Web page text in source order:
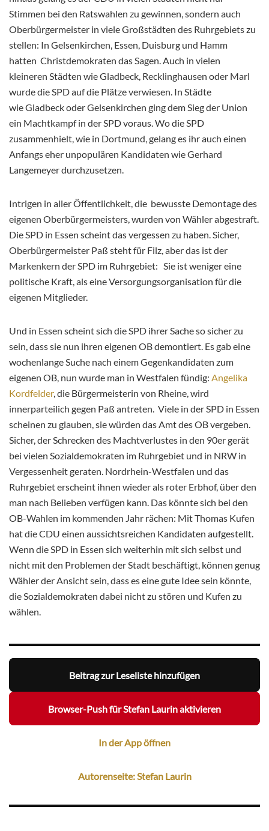
Stimmen bei den Ratswahlen zu gewinnen, sondern auch
Oberbürgermeister in viele Großstädten des Ruhrgebiets zu
stellen: In Gelsenkirchen, Essen, Duisburg und Hamm
hatten Christdemokraten das Sagen. Auch in vielen
kleineren Städten wie Gladbeck, Recklinghausen oder Marl
wurde die SPD auf die Plätze verwiesen. In Städte
wie Gladbeck oder Gelsenkirchen ging dem Sieg der Union
ein Machtkampf in der SPD voraus. Wo die SPD
zusammenhielt, wie in Dortmund, gelang es ihr auch einen
Anfangs eher unpopulären Kandidaten wie Gerhard
Langemeyer durchzusetzen.
Intrigen in aller Öffentlichkeit, die bewusste Demontage des
eigenen Oberbürgermeisters, wurden von Wähler abgestraft.
Die SPD in Essen scheint das vergessen zu haben. Sicher,
Oberbürgermeister Paß steht für Filz, aber das ist der
Markenkern der SPD im Ruhrgebiet: Sie ist weniger eine
politische Kraft, als eine Versorgungsorganisation für die
eigenen Mitglieder.
Und in Essen scheint sich die SPD ihrer Sache so sicher zu
sein, dass sie nun ihren eigenen OB demontiert. Es gab eine
wochenlange Suche nach einem Gegenkandidaten zum
eigenen OB, nun wurde man in Westfalen fündig: Angelika
Kordfelder, die Bürgermeisterin von Rheine, wird
innerparteilich gegen Paß antreten. Viele in der SPD in Essen
scheinen zu glauben, sie würden das Amt des OB vergeben.
Sicher, der Schrecken des Machtverlustes in den 90er gerät
bei vielen Sozialdemokraten im Ruhrgebiet und in NRW in
Vergessenheit geraten. Nordrhein-Westfalen und das
Ruhrgebiet erscheint ihnen wieder als roter Erbhof, über den
man nach Belieben verfügen kann. Das könnte sich bei den
OB-Wahlen im kommenden Jahr rächen: Mit Thomas Kufen
hat die CDU einen aussichtsreichen Kandidaten aufgestellt.
Wenn die SPD in Essen sich weiterhin mit sich selbst und
nicht mit den Problemen der Stadt beschäftigt, können genug
Wähler der Ansicht sein, dass es eine gute Idee sein könnte,
die Sozialdemokraten dabei nicht zu stören und Kufen zu
wählen.
Beitrag zur Leseliste hinzufügen
Browser-Push für Stefan Laurin aktivieren
In der App öffnen
Autorenseite: Stefan Laurin